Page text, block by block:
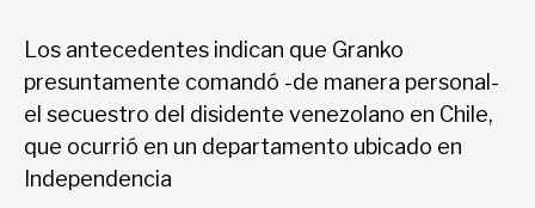
Economía
Deportes
Los antecedentes indican que Granko
presuntamente comandó -de manera personal-
el secuestro del disidente venezolano en Chile,
que ocurrió en un departamento ubicado en
Independencia